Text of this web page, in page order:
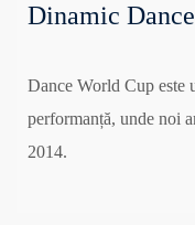
Dinamic
Dance World Cup este
performanță, unde noi
2014.